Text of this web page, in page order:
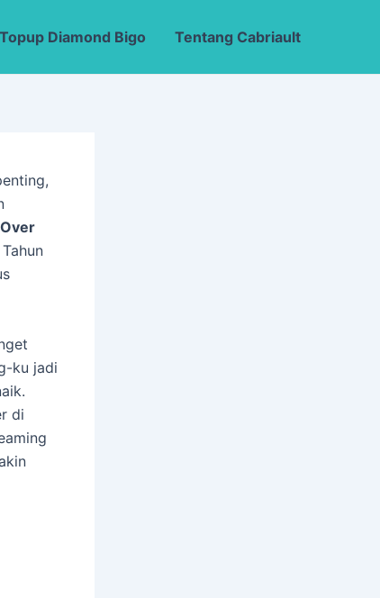
Topup Diamond Bigo Tentang Cabriault
ku jadi
di